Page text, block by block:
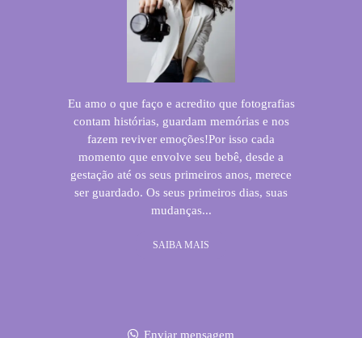
Eu amo o que faço e acredito que fotografias
contam histórias, guardam memórias e nos
fazem reviver emoções!Por isso cada
momento que envolve seu bebê, desde a
gestação até os seus primeiros anos, merece
ser guardado. Os seus primeiros dias, suas
mudanças...
SAIBA MAIS
Enviar mensagem